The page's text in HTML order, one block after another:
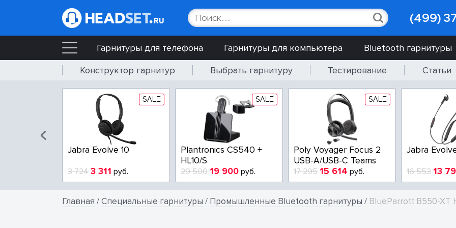
(499)
Гарнитуры для телефона Гарнитуры для компьютера Bluetooth гарнитуры
Конструктор гарнитур
Выбрать гарнитуру Тестирование Статьи
SALE
Poly Blackwire 3210-A
3 800 3 100руб.
SALE
EPOS IMPACT SC 230
USB
9 729 6 005руб.
SALE
Poly EncorePro
HW510V QD
9 750 7 900руб.
EPOS
5 200 3 200
Главная /Специальные гарнитуры / Промышленные Bluetooth гарнитуры / BlueParrott B550-XT